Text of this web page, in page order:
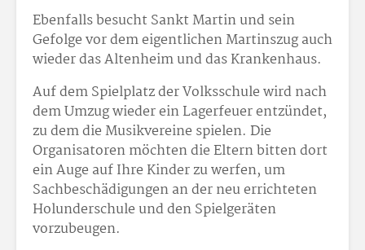
Ebenfalls besucht Sankt Martin und sein
Gefolge vor dem eigentlichen Martinszug auch
wieder das Altenheim und das Krankenhaus.
Auf dem Spielplatz der Volksschule wird nach
dem Umzug wieder ein Lagerfeuer entzündet,
zu dem die Musikvereine spielen. Die
Organisatoren möchten die Eltern bitten dort
ein Auge auf Ihre Kinder zu werfen, um
Sachbeschädigungen an der neu errichteten
Holunderschule und den Spielgeräten
vorzubeugen.